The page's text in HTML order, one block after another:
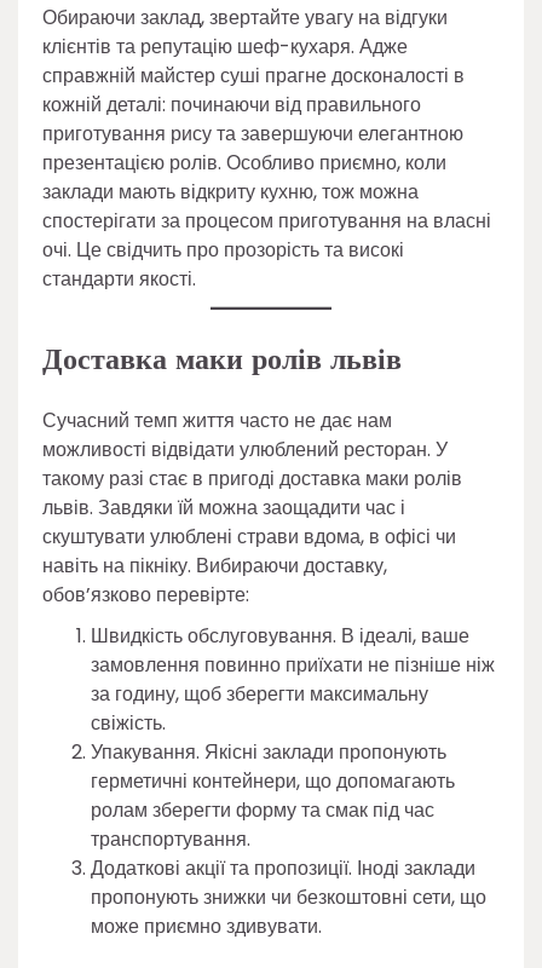
Обираючи заклад, звертайте увагу на відгуки
клієнтів та репутацію шеф-кухаря. Адже
справжній майстер суші прагне досконалості в
кожній деталі: починаючи від правильного
приготування рису та завершуючи елегантною
презентацією ролів. Особливо приємно, коли
заклади мають відкриту кухню, тож можна
спостерігати за процесом приготування на власні
очі. Це свідчить про прозорість та високі
стандарти якості.
Доставка маки ролів львів
Сучасний темп життя часто не дає нам
можливості відвідати улюблений ресторан. У
такому разі стає в пригоді доставка маки ролів
львів. Завдяки їй можна заощадити час і
скуштувати улюблені страви вдома, в офісі чи
навіть на пікніку. Вибираючи доставку,
обов’язково перевірте:
Швидкість обслуговування. В ідеалі, ваше
замовлення повинно приїхати не пізніше ніж
за годину, щоб зберегти максимальну
свіжість.
Упакування. Якісні заклади пропонують
герметичні контейнери, що допомагають
ролам зберегти форму та смак під час
транспортування.
Додаткові акції та пропозиції. Іноді заклади
пропонують знижки чи безкоштовні сети, що
може приємно здивувати.